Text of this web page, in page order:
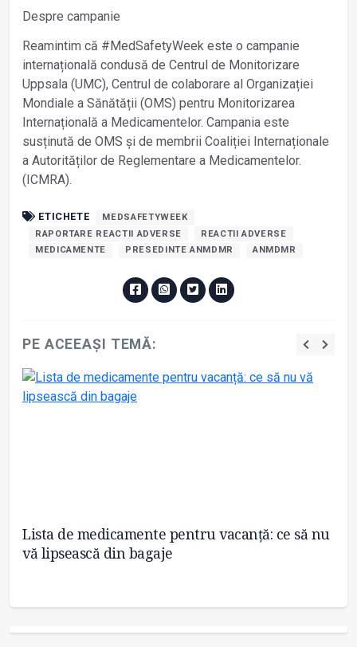
Despre campanie
Reamintim că #MedSafetyWeek este o campanie
internațională condusă de Centrul de Monitorizare
Uppsala (UMC), Centrul de colaborare al Organizației
Mondiale a Sănătății (OMS) pentru Monitorizarea
Internațională a Medicamentelor. Campania este
susținută de OMS și de membrii Coaliției Internaționale
a Autorităților de Reglementare a Medicamentelor.
(ICMRA).
ETICHETE
MEDSAFETYWEEK
RAPORTARE REACTII ADVERSE
REACTII ADVERSE
MEDICAMENTE
PRESEDINTE ANMDMR ANMDMR
PE ACEEAȘI TEMĂ:
Lista de medicamente pentru vacanță: ce să nu
vă lipsească din bagaje